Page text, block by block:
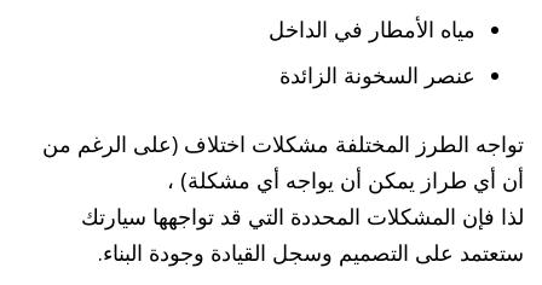
مياه الأمطار في الداخل
عنصر السخونة الزائدة
تواجه الطرز المختلفة مشكلات اختلاف (على الرغم من
أن أي طراز يمكن أن يواجه أي مشكلة) ،
لذا فإن المشكلات المحددة التي قد تواجهها سيارتك
ستعتمد على التصميم وسجل القيادة وجودة البناء.